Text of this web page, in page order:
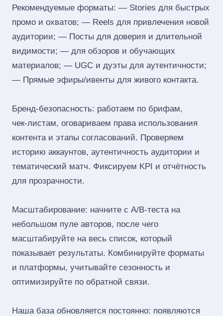
Рекомендуемые форматы: — Stories для быстрых
промо и охватов; — Reels для привлечения новой
аудитории; — Посты для доверия и длительной
видимости; — для обзоров и обучающих
материалов; — UGC и дуэты для аутентичности;
— Прямые эфиры/ивенты для живого контакта.
Бренд‑безопасность: работаем по брифам,
чек‑листам, оговариваем права использования
контента и этапы согласований. Проверяем
историю аккаунтов, аутентичность аудитории и
тематический матч. Фиксируем KPI и отчётность
для прозрачности.
Масштабирование: начните с A/B‑теста на
небольшом пуле авторов, после чего
масштабируйте на весь список, который
показывает результаты. Комбинируйте форматы
и платформы, учитывайте сезонность и
оптимизируйте по обратной связи.
Наша база обновляется постоянно: появляются